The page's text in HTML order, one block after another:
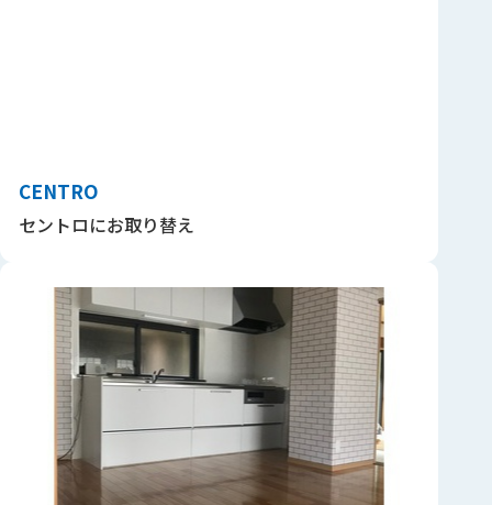
CENTRO
セントロにお取り替え